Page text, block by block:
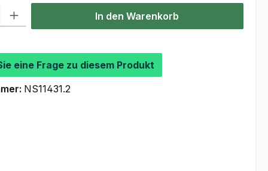
Gib den gewünschten Wert ein oder benutze die Schaltflächen
In den Warenkorb
eine Frage zu diesem Produkt
NS11431.2